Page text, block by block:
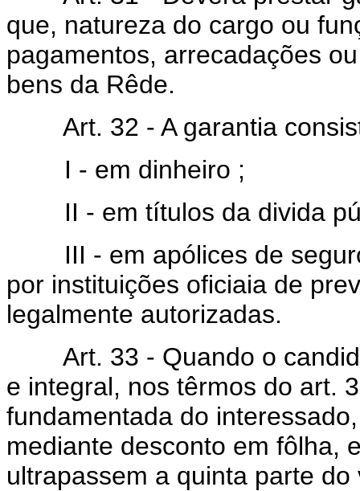
que, natureza do cargo ou
pagamentos, arrecadações
bens da Rêde.
Art. 32 - A garantia
I - em dinheiro ;
II - em títulos da divida
III - em apólices de
por instituições oficiaia de
legalmente autorizadas.
Art. 33 - Quando o
e integral, nos têrmos do art.
fundamentada do
mediante desconto em fôlha,
ultrapassem a quinta parte